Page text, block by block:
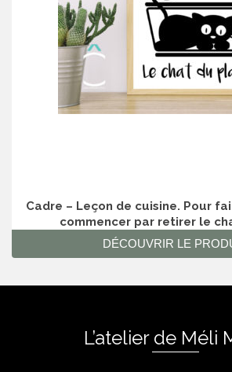
Cadre – Leçon de cuisine. Pour
commencer par retirer le
DÉCOUVRIR LE
L’atelier de Méli